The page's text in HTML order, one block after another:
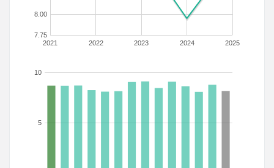
2021 2022 2023 2024 2025
7.75
8.00
5
10